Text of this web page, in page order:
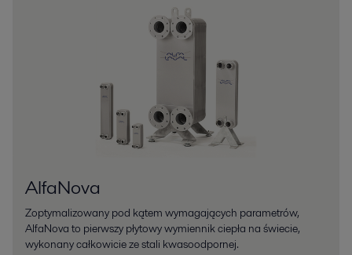
AlfaNova
Zoptymalizowany pod kątem wymagających parametrów,
AlfaNova to pierwszy płytowy wymiennik ciepła na świecie,
wykonany całkowicie ze stali kwasoodpornej.